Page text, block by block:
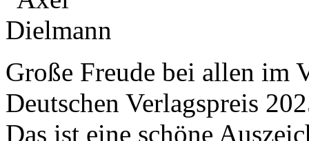
Große Freude bei allen im
Deutschen Verlagspreis
Das ist eine schöne